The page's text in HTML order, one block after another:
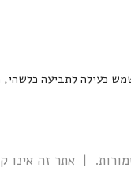
כעילה לתביעה